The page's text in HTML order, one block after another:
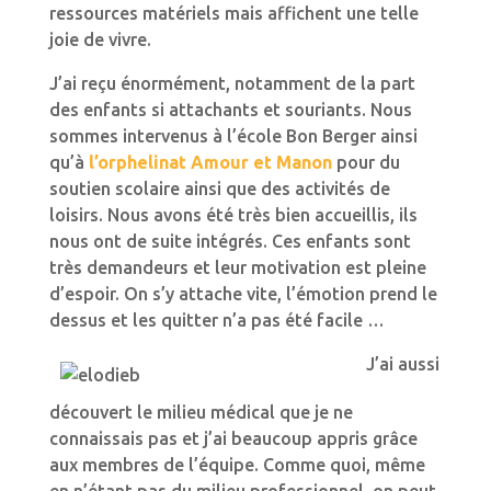
ressources matériels mais affichent une telle
joie de vivre.
J’ai reçu énormément, notamment de la part
des enfants si attachants et souriants. Nous
sommes intervenus à l’école Bon Berger ainsi
qu’à l’orphelinat Amour et Manonpour du
soutien scolaire ainsi que des activités de
loisirs. Nous avons été très bien accueillis, ils
nous ont de suite intégrés. Ces enfants sont
très demandeurs et leur motivation est pleine
d’espoir. On s’y attache vite, l’émotion prend le
dessus et les quitter n’a pas été facile …
J’ai aussi
découvert le milieu médical que je ne
connaissais pas et j’ai beaucoup appris grâce
aux membres de l’équipe. Comme quoi, même